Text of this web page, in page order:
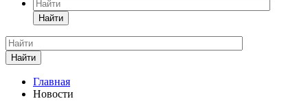
Найти
Найти
Главная
Новости